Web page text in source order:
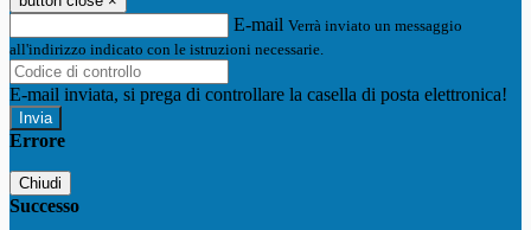
E-mail Verrà inviato un messaggio
all'indirizzo indicato con le istruzioni necessarie.
E-mail inviata, si prega di controllare la casella di posta elettronica!
Errore
Chiudi
Successo